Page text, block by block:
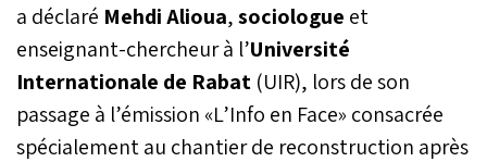
a déclaré Mehdi Alioua,sociologue et
enseignant-chercheur à l’Université
Internationale de Rabat (UIR), lors de son
passage à l’émission «L’Info en Face» consacrée
spécialement au chantier de reconstruction après